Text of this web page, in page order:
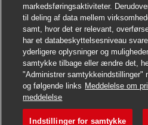
Søg
markedsføringsaktiviteter.
til deling af data mellem
samt, hvor det er relevant,
har et databeskyttelsesniveau
yderligere oplysninger og
samtykke tilbage eller ændre det,
"Administrer samtykkeindstillinger"
og følgende links Meddelelse om
meddelelse
Indstillinger for samtykke